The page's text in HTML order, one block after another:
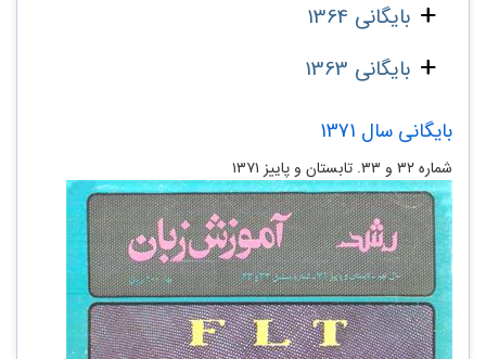
بایگانی 1364
بایگانی 1363
بایگانی سال 1371
شماره ۳۲ و ۳۳. تابستان و پاییز ۱۳۷۱